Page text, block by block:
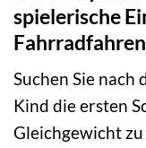
spielerische
Suchen Sie
Kind die ersten
Gleichgewicht